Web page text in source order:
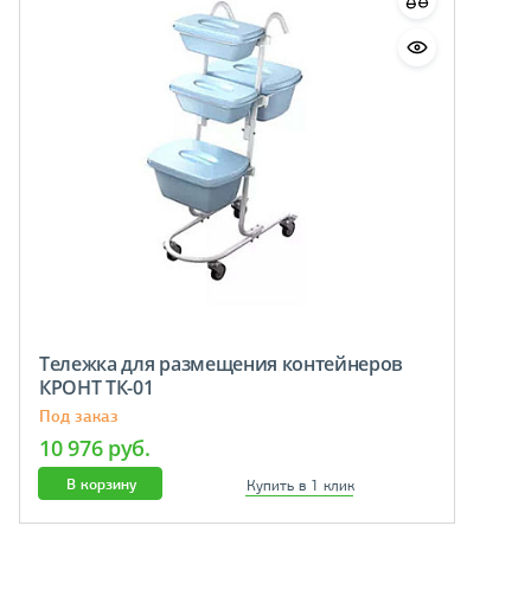
Тележка для размещения контейнеров
КРОНТ ТК-01
Под заказ
10 976 руб.
В корзину Купить в 1 клик